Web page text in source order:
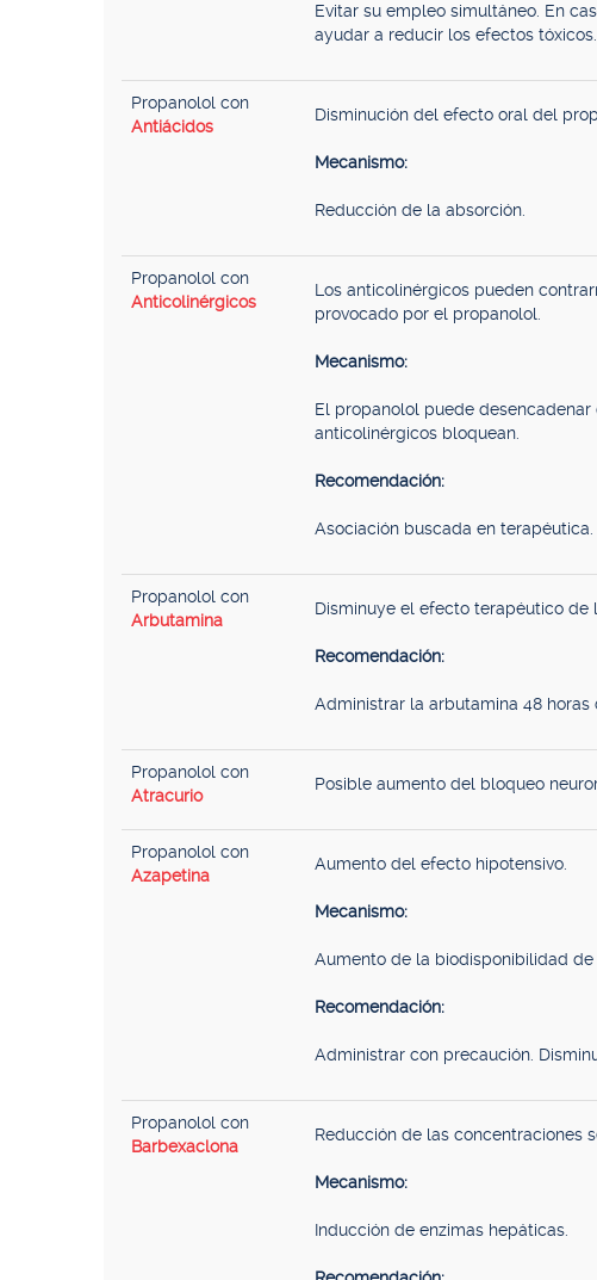
Evitar su empleo simultáneo. En
ayudar a reducir los efectos tóxicos.
Propanolol con
Antiácidos
Disminución del efecto oral del
Mecanismo:
Reducción de la absorción.
Propanolol con
Anticolinérgicos
Los anticolinérgicos pueden
provocado por el propanolol.
Mecanismo:
El propanolol puede
anticolinérgicos bloquean.
Recomendación:
Asociación buscada en terapéutica.
Propanolol con
Arbutamina
Disminuye el efecto terapéutico de
Recomendación:
Administrar la arbutamina 48
Propanolol con
Atracurio
Posible aumento del bloqueo
Propanolol con
Azapetina
Aumento del efecto hipotensivo.
Mecanismo:
Aumento de la biodisponibilidad de
Recomendación:
Administrar con precaución.
Propanolol con
Barbexaclona
Reducción de las concentraciones
Mecanismo:
Inducción de enzimas hepáticas.